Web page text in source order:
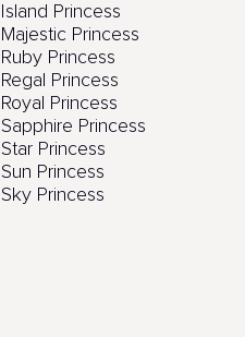
Island Princess
Majestic Princess
Ruby Princess
Regal Princess
Royal Princess
Sapphire Princess
Star Princess
Sun Princess
Sky Princess